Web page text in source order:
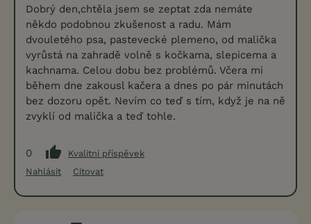
Dobrý den,chtěla jsem se zeptat zda nemáte
někdo podobnou zkušenost a radu. Mám
dvouletého psa, pastevecké plemeno, od malička
vyrůstá na zahradě volně s kočkama, slepicema a
kachnama. Celou dobu bez problémů. Včera mi
během dne zakousl kačera a dnes po pár minutách
bez dozoru opět. Nevím co teď s tím, když je na ně
zvyklí od malička a teď tohle.
0
Kvalitní příspěvek
Nahlásit
Citovat